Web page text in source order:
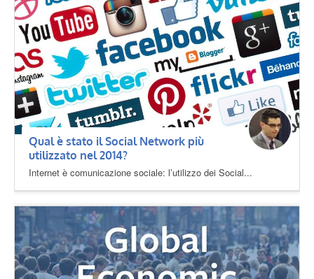
Qual è stato il Social Network più
utilizzato nel 2014?
Internet è comunicazione sociale: l’utilizzo dei Social...